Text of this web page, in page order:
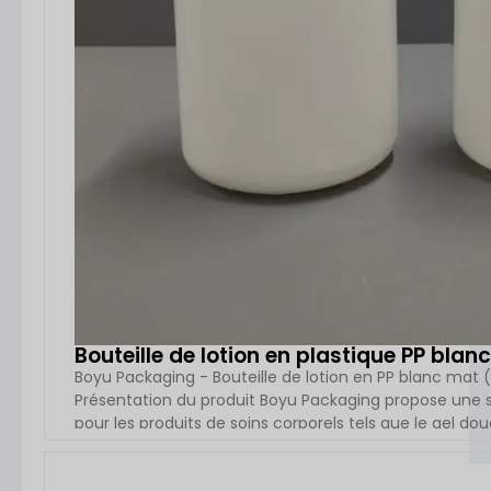
Bouteille de lotion en plastique PP
Boyu Packaging - Bouteille de lotion en PP blanc
Présentation du produit Boyu Packaging propose
pour les produits de soins corporels tels que le gel